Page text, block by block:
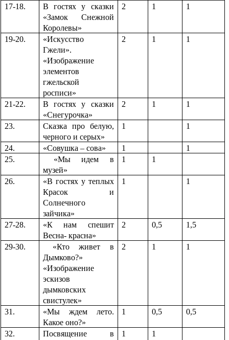
17-18.
В гостях у сказки
«Замок Снежной
Королевы»
2 1 1
19-20.
«Искусство
Гжели».
«Изображение
элементов
гжельской
росписи»
2 1 1
21-22.
В гостях у сказки
«Снегурочка»
2 1 1
23.
Сказка про белую,
черного и серых»
1 1
24. «Совушка – сова» 1
1
25.
«Мы идем в
музей»
1 1
26.
«В гостях у теплых
Красок и
Солнечного
зайчика»
1 1
27-28.
«К нам спешит
Весна- красна»
2 0,5 1,5
29-30.
«Кто живет в
Дымково?»
«Изображение
эскизов
дымковских
свистулек»
2 1 1
31.
«Мы ждем лето.
Какое оно?»
1 0,5 0,5
32.
Посвящение в
1 1